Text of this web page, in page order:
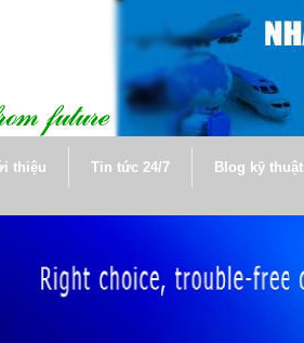
thiệu Tin tức 24/7 Blog kỹ thuật